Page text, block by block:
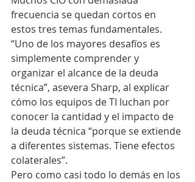
frecuencia se quedan cortos en
estos tres temas fundamentales.
“Uno de los mayores desafíos es
simplemente comprender y
organizar el alcance de la deuda
técnica”, asevera Sharp, al explicar
cómo los equipos de TI luchan por
conocer la cantidad y el impacto de
la deuda técnica “porque se extiende
a diferentes sistemas. Tiene efectos
colaterales”.
Pero como casi todo lo demás en los